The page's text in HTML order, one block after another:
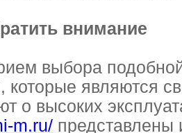
внимание
выбора
которые являются
о высоких
m.ru/ представлены